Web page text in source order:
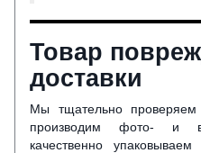
Товар
доставки
Мы тщательно
производим фото- и
качественно